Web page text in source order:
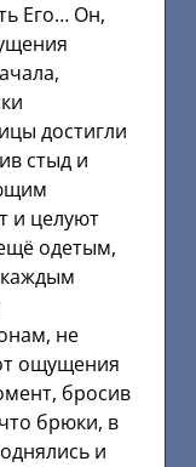
Его… Он,
достигли
стыд и
и целуют
одетым,
каждым
не
ощущения
бросив
брюки, в
и